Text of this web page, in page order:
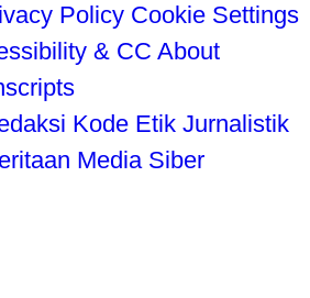
Policy Cookie Settings
& CC About
Kode Etik Jurnalistik
Media Siber